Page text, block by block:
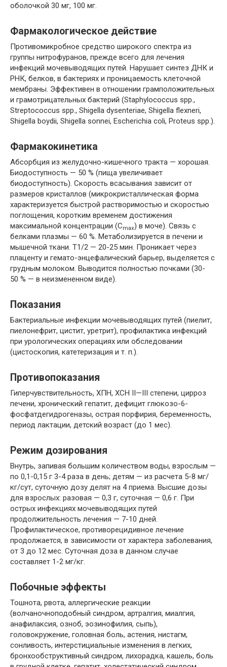
оболочкой 30 мг, 100 мг.
Фармакологическое действие
Противомикробное средство широкого спектра из
группы нитрофуранов, прежде всего для лечения
инфекций мочевыводящих путей. Нарушает синтез ДНК и
РНК, белков, в бактериях и проницаемость клеточной
мембраны. Эффективен в отношении грамположительных
и грамотрицательных бактерий (Staphylococcus spp.,
Streptococcus spp., Shigella dysenteriae, Shigella flexneri,
Shigella boydii, Shigella sonnei, Escherichia coli, Proteus spp.).
Фармакокинетика
Абсорбция из желудочно-кишечного тракта — хорошая.
Биодоступность — 50 % (пища увеличивает
биодоступность). Скорость всасывания зависит от
размеров кристаллов (микрокристаллическая форма
характеризуется быстрой растворимостью и скоростью
поглощения, коротким временем достижения
максимальной концентрации (Cmax) в моче). Связь с
белками плазмы — 60 %. Метаболизируется в печени и
мышечной ткани. T1/2 — 20-25 мин. Проникает через
плаценту и гемато-энцефалический барьер, выделяется с
грудным молоком. Выводится полностью почками (30-
50 % — в неизмененном виде).
Показания
Бактериальные инфекции мочевыводящих путей (пиелит,
пиелонефрит, цистит, уретрит), профилактика инфекций
при урологических операциях или обследовании
(цистоскопия, катетеризация и т. п.).
Противопоказания
Гиперчувствительность, ХПН, ХСН II—III степени, цирроз
печени, хронический гепатит, дефицит глюкозо-6-
фосфатдегидрогеназы, острая порфирия, беременность,
период лактации, детский возраст (до 1 мес).
Режим дозирования
Внутрь, запивая большим количеством воды, взрослым —
по 0,1-0,15 г 3-4 раза в день; детям — из расчета 5-8 мг/
кг/сут, суточную дозу делят на 4 приема. Высшие дозы
для взрослых: разовая — 0,3 г, суточная — 0,6 г. При
острых инфекциях мочевыводящих путей
продолжительность лечения — 7-10 дней.
Профилактическое, противорецидивное лечение
продолжается, в зависимости от характера заболевания,
от 3 до 12 мес. Суточная доза в данном случае
составляет 1-2 мг/кг.
Побочные эффекты
Тошнота, рвота, аллергические реакции
(волчаночноподобный синдром, артралгия, миалгия,
анафилаксия, озноб, эозинофилия, сыпь),
головокружение, головная боль, астения, нистагм,
сонливость, интерстициальные изменения в легких,
бронхообструктивный синдром, лихорадка, кашель, боль